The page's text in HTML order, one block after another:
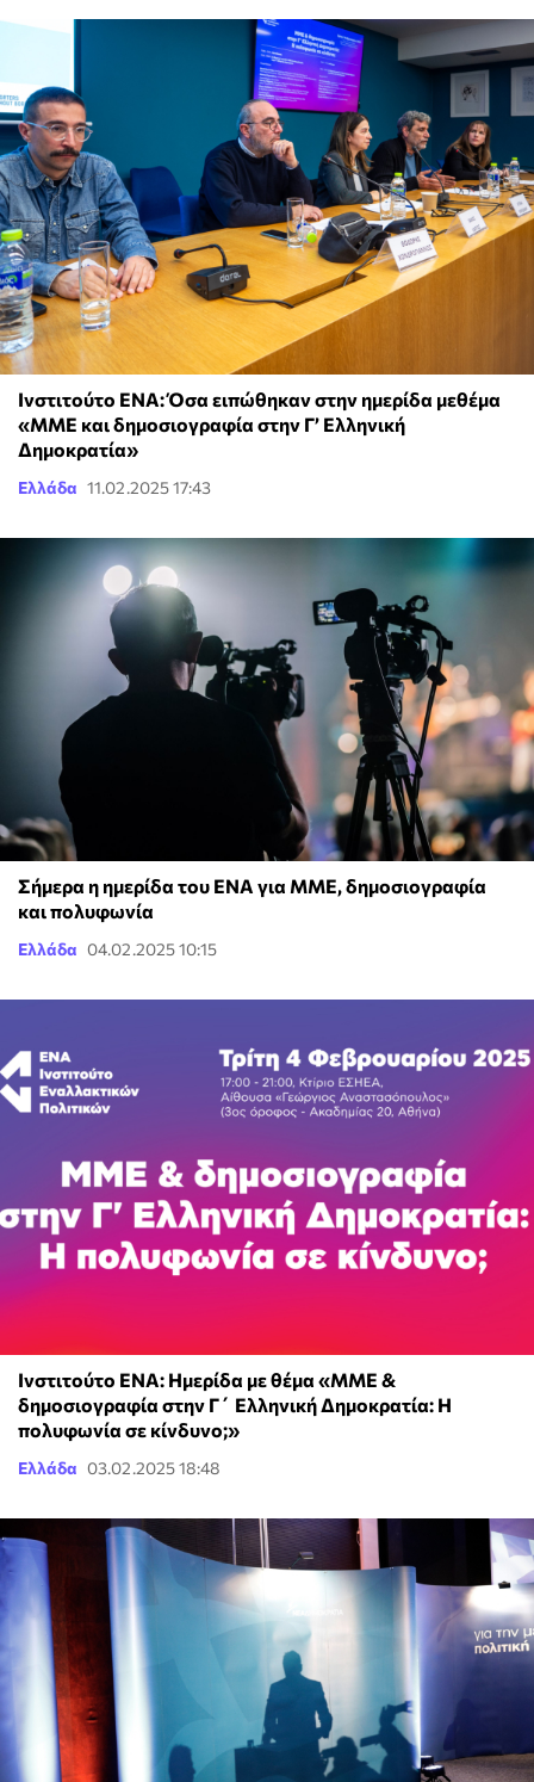
Ινστιτούτο ΕΝΑ: Όσα ειπώθηκαν στην ημερίδα μεθέμα
«ΜΜΕ και δημοσιογραφία στην Γ’ Ελληνική
Δημοκρατία»
Ελλάδα 11.02.2025 17:43
Σήμερα η ημερίδα του ΕΝΑ για ΜΜΕ, δημοσιογραφία
και πολυφωνία
Ελλάδα 04.02.2025 10:15
Iνστιτούτο ΕΝΑ: Ημερίδα με θέμα «ΜΜΕ &
δημοσιογραφία στην Γ΄ Ελληνική Δημοκρατία: Η
πολυφωνία σε κίνδυνο;»
Ελλάδα 03.02.2025 18:48